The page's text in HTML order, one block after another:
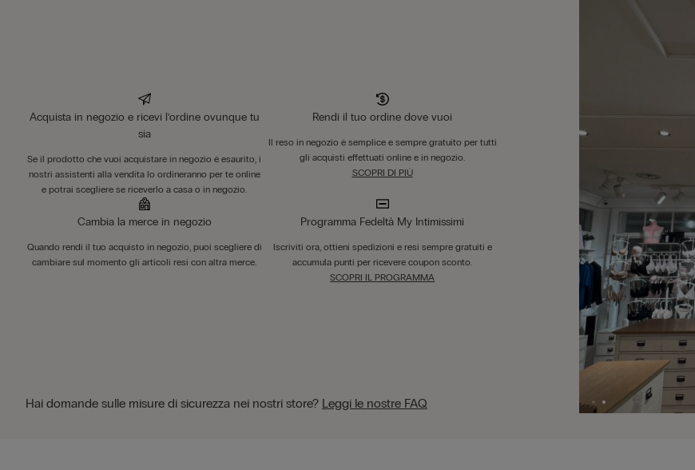
Acquista in negozio e ricevi l’ordine ovunque tu
sia
Se il prodotto che vuoi acquistare in negozio è esaurito, i
nostri assistenti alla vendita lo ordineranno per te online
e potrai scegliere se riceverlo a casa o in negozio.
Rendi il tuo ordine dove vuoi
Il reso in negozio è semplice e sempre gratuito per tutti
gli acquisti effettuati online e in negozio.
SCOPRI DI PIÙ
Cambia la merce in negozio
Quando rendi il tuo acquisto in negozio, puoi scegliere di
cambiare sul momento gli articoli resi con altra merce.
Programma Fedeltà My Intimissimi
Iscriviti ora, ottieni spedizioni e resi sempre gratuiti e
accumula punti per ricevere coupon sconto.
SCOPRI IL PROGRAMMA
Hai domande sulle misure di sicurezza nei nostri store? Leggi le nostre FAQ